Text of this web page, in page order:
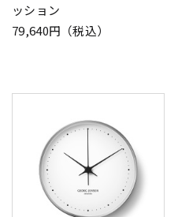
ッション
79,640円（税込）